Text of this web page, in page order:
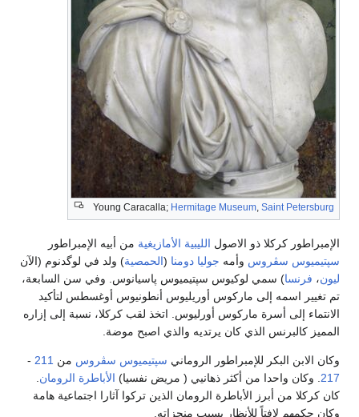
Young Caracalla; Hermitage Museum Saint Petersburg
الإمبراطور كركلا ذو الاصول الليبية الأمازيغية من أبيه الإمبراطور
سپتيميوس سڤروس وأمه جوليا دومنا (الحمصية) ولد في لوگدنوم (الآن
ليون، فرنسا) سمي لوكيوس سپتيميوس پاسيانوس. وفي سن السابعة،
تم تغيير اسمه إلى ماركوس أوريليوس أنطونيوس أوغسطس لتأكيد
الانتماء إلى أسرة ماركوس أورليوس. اتخذ لقب كركلا، نسبة إلى إزاره
المميز كالبرنس الذي كان يرتديه والذي اصبح موضة.
وكان الابن البكر للإمبراطور الروماني سپتيميوس سڤروس من 211
-
217 . وكان واحدا من أكثر ذهانيي ( مريض نفسيا) الأباطرة الرومان
كان كركلا من أبرز الأباطرة الرومان الذين تركوا آثارا اجتماعية هامة
وكان حكمهم لافتاً للأنظار بسبب منجزاته.